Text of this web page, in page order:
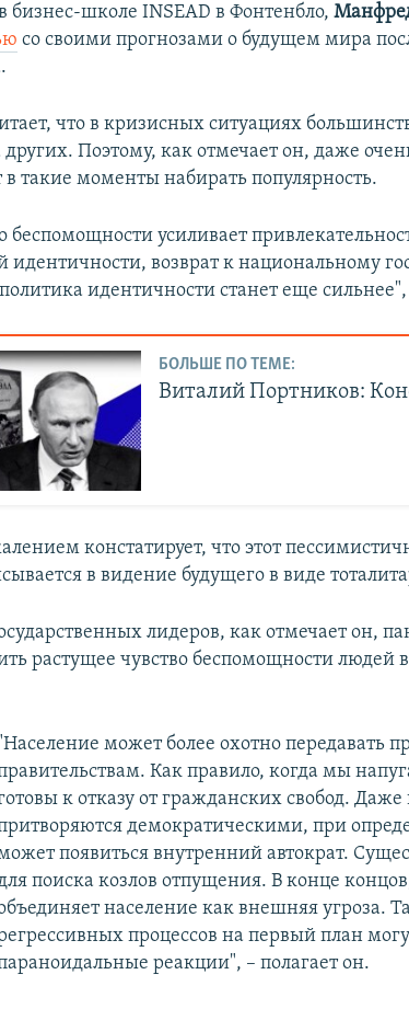
бизнес-школе INSEAD в Фонтенбло,
со своими прогнозами о будущем мира
что в кризисных ситуациях
других. Поэтому, как отмечает он, даже
такие моменты набирать популярность.
беспомощности усиливает
идентичности, возврат к национальному
идентичности станет еще
БОЛЬШЕ ПО ТЕМЕ:
Виталий Портников:
констатирует, что этот
в видение будущего в виде
лидеров, как отмечает он,
растущее чувство беспомощности людей
может более охотно передавать
Как правило, когда мы
к отказу от гражданских свобод.
демократическими, при
появиться внутренний автократ.
поиска козлов отпущения. В конце
население как внешняя угроза.
процессов на первый план
реакции", – полагает он.